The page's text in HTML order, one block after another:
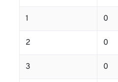
1 0
2 0
3 0